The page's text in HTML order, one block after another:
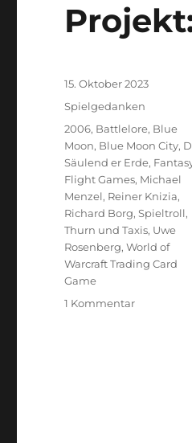
Veröffentlicht
am
15. Oktober 2023
Kategorien
Spielgedanken
Schlagwörter
2006, Battlelore, Blue
Moon, Blue Moon City,
Säulend er Erde,
Flight Games, Michael
Menzel, Reiner Knizia,
Richard Borg,Spieltroll,
Thurn und Taxis, Uwe
Rosenberg,World of
Warcraft Trading Card
Game
1 Kommentarzu